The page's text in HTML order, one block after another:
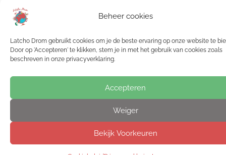
Beheer cookies
Latcho Drom gebruikt cookies om je de beste ervaring op onze website te
Door op 'Accepteren' te klikken, stem je in met het gebruik van cookies zoals
beschreven in onze privacyverklaring.
Accepteren
Weiger
Bekijk Voorkeuren